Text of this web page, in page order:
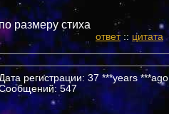
размеру стиха
ответ:: цитата
регистрации: 37 ***years ***ago
547